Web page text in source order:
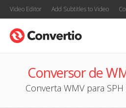
Video Editor Add Subtitles to Video
Conversor de
Converta WMV para